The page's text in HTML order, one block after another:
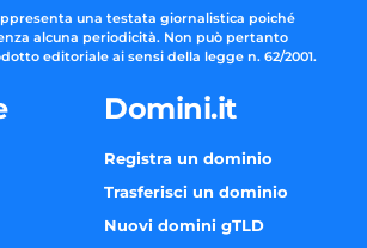
una testata giornalistica poiché
alcuna periodicità. Non può pertanto
editoriale ai sensi della legge n. 62/2001.
Domini.it
Registra un dominio
Trasferisci un dominio
Nuovi domini gTLD